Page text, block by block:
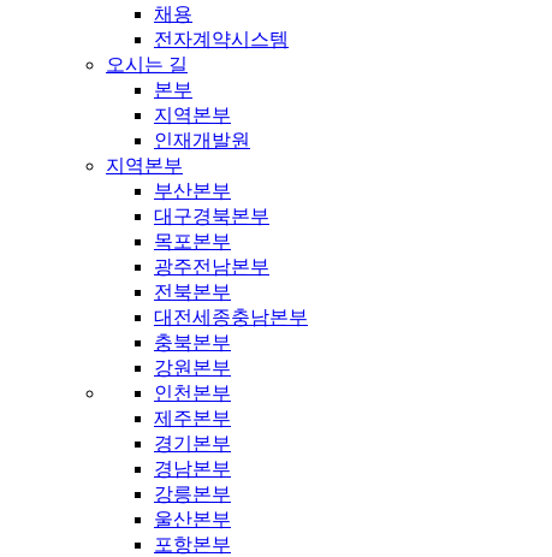
채용
전자계약시스템
오시는 길
본부
지역본부
인재개발원
지역본부
부산본부
대구경북본부
목포본부
광주전남본부
전북본부
대전세종충남본부
충북본부
강원본부
인천본부
제주본부
경기본부
경남본부
강릉본부
울산본부
포항본부